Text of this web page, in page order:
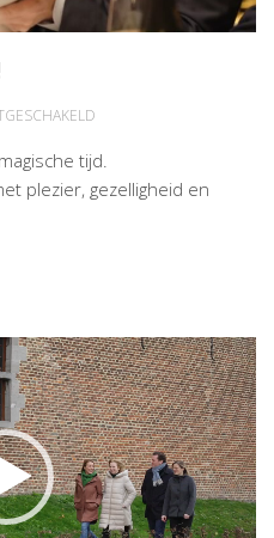
tijd.
plezier, gezelligheid en